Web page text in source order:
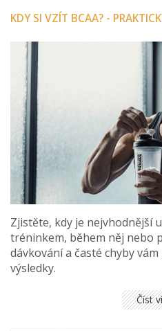
KDY SI VZÍT BCAA? -
Zjistěte, kdy je nejvhodnější
tréninkem, během něj nebo
dávkování a časté chyby
výsledky.
Číst